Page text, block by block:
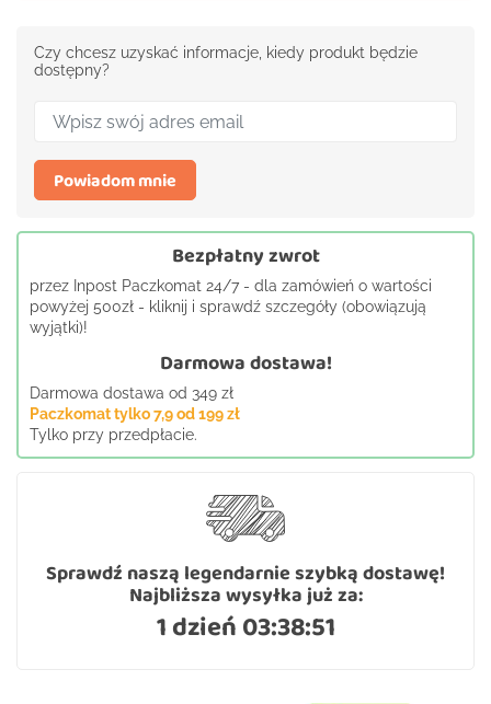
Czy chcesz uzyskać informacje, kiedy produkt będzie
dostępny?
Powiadom mnie
Bezpłatny zwrot
przez Inpost Paczkomat 24/7 - dla zamówień o wartości
powyżej 500zł - kliknij i sprawdź szczegóły (obowiązują
wyjątki)!
Darmowa dostawa!
Darmowa dostawa od 349 zł
Paczkomat tylko 7,9 od 199 zł
Tylko przy przedpłacie.
Sprawdź naszą legendarnie szybką dostawę!
Najbliższa wysyłka już za:
1 dzień 03:38:51